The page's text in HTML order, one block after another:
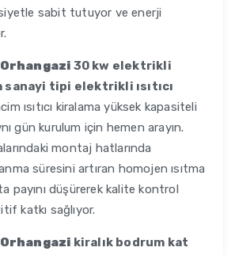
sabit tutuyor ve enerji
30 kw elektrikli
sanayi tipi elektrikli ısıtıcı
ısıtıcı kiralama yüksek kapasiteli
gün kurulum için hemen arayın.
montaj hatlarında
süresini artıran homojen ısıtma
payını düşürerek kalite kontrol
katkı sağlıyor.
kiralık bodrum kat